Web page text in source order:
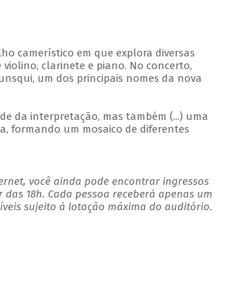
camerístico em que explora diversas
clarinete e piano. No concerto,
um dos principais nomes da nova
da interpretação, mas também (...) uma
formando um mosaico de diferentes
você ainda pode encontrar ingressos
18h. Cada pessoa receberá apenas um
sujeito à lotação máxima do auditório.